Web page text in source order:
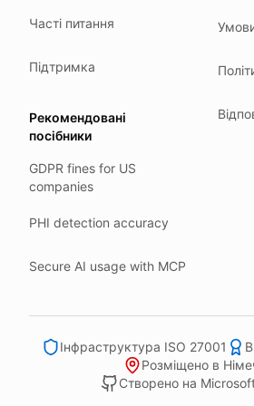
Our company HQ is in
Hetzner holds ISO 27001
Backups run every day.
Email support@anonym.legal
We run a full check suite on every
Human reviewers spot-check the
We track recall and precision on
Bad runs block the deploy.
Часті питання
Підтримка
Рекомендовані
посібники
GDPR fines for US
companies
PHI detection accuracy
Secure AI usage with MCP
Інфраструктура ISO 27001
Розміщено в
Створено на